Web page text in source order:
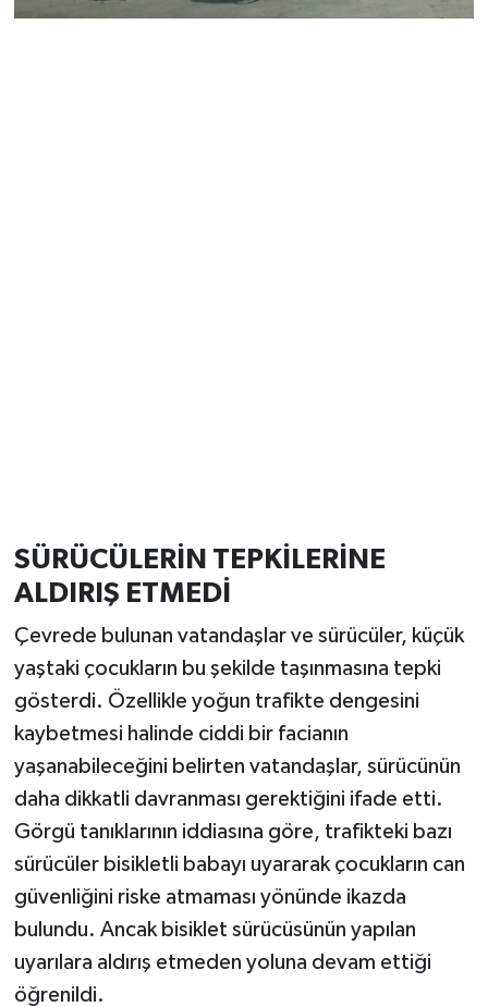
SÜRÜCÜLERİN TEPKİLERİNE
ALDIRIŞ ETMEDİ
Çevrede bulunan vatandaşlar ve sürücüler, küçük
yaştaki çocukların bu şekilde taşınmasına tepki
gösterdi. Özellikle yoğun trafikte dengesini
kaybetmesi halinde ciddi bir facianın
yaşanabileceğini belirten vatandaşlar, sürücünün
daha dikkatli davranması gerektiğini ifade etti.
Görgü tanıklarının iddiasına göre, trafikteki bazı
sürücüler bisikletli babayı uyararak çocukların can
güvenliğini riske atmaması yönünde ikazda
bulundu. Ancak bisiklet sürücüsünün yapılan
uyarılara aldırış etmeden yoluna devam ettiği
öğrenildi.